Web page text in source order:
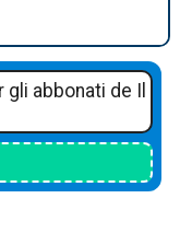
abbonati de Il